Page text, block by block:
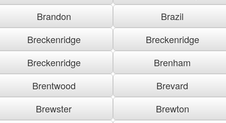
Brandon
Brazil
Breckenridge
Breckenridge
Breckenridge
Brenham
Brentwood
Brevard
Brewster
Brewton